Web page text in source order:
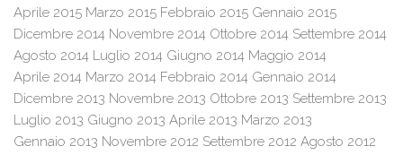
Aprile 2015 Marzo 2015 Febbraio 2015 Gennaio 2015
Dicembre 2014 Novembre 2014 Ottobre 2014 Settembre 2014
Agosto 2014 Luglio 2014 Giugno 2014 Maggio 2014
Aprile 2014 Marzo 2014 Febbraio 2014 Gennaio 2014
Dicembre 2013 Novembre 2013 Ottobre 2013 Settembre 2013
Luglio 2013 Giugno 2013 Aprile 2013 Marzo 2013
Gennaio 2013 Novembre 2012 Settembre 2012 Agosto 2012